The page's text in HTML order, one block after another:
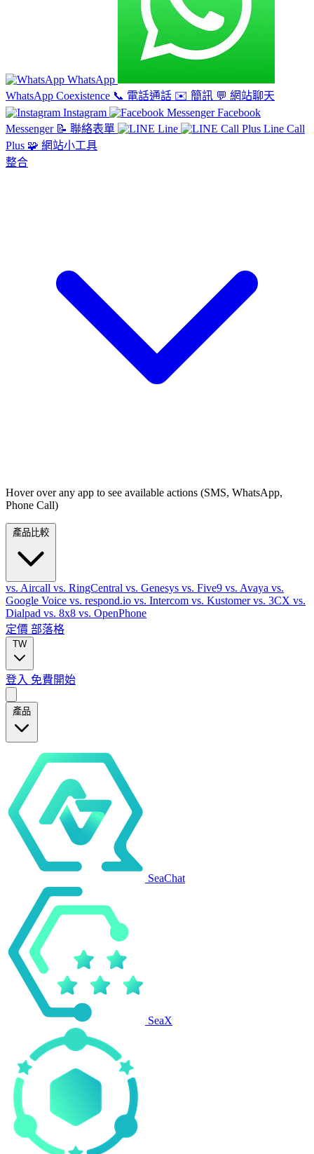
WhatsApp
WhatsApp Coexistence 📞 電話通話 ✉️ 簡訊 💬 網站聊天
Instagram
Facebook
Messenger 📝 聯絡表單 Line
Line Call
Plus 🧩 網站小工具
整合
Hover over any app to see available actions (SMS, WhatsApp,
Phone Call)
vs. Aircall vs. RingCentral vs. Genesys vs. Five9 vs. Avaya vs.
Google Voice vs. respond.io vs. Intercom vs. Kustomervs. 3CX vs.
Dialpad vs. 8x8 vs. OpenPhone
定價 部落格
TW
登入 免費開始
產品
SeaChat
SeaX